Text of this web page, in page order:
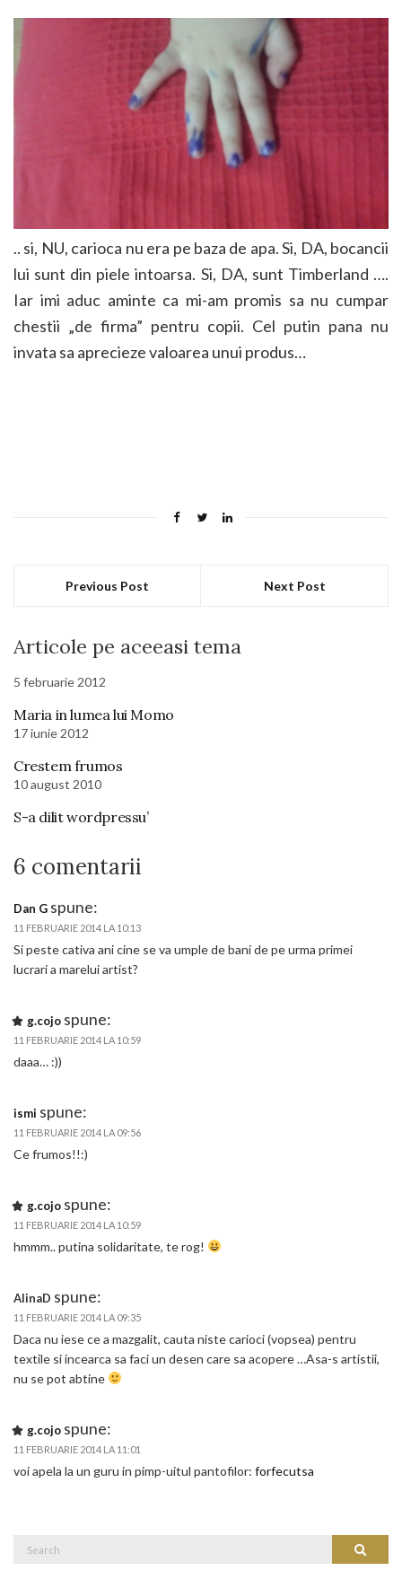
.. si, NU, carioca nu era pe baza de apa. Si, DA, bocancii
lui sunt din piele intoarsa. Si, DA, sunt Timberland ….
Iar imi aduc aminte ca mi-am promis sa nu cumpar
chestii „de firma” pentru copii. Cel putin pana nu
invata sa aprecieze valoarea unui produs…
Previous Post Next Post
Articole pe aceeasi tema
5 februarie 2012
Maria in lumea lui Momo
17 iunie 2012
Crestem frumos
10 august 2010
S-a dilit wordpressu’
6 comentarii
Dan G spune:
11 FEBRUARIE 2014 LA 10:13
Si peste cativa ani cine se va umple de bani de pe urma primei
lucrari a marelui artist?
g.cojo spune:
11 FEBRUARIE 2014 LA 10:59
daaa… :))
ismi spune:
11 FEBRUARIE 2014 LA 09:56
Ce frumos!!:)
g.cojo spune:
11 FEBRUARIE 2014 LA 10:59
hmmm.. putina solidaritate, te rog!
AlinaD spune:
11 FEBRUARIE 2014 LA 09:35
Daca nu iese ce a mazgalit, cauta niste carioci (vopsea) pentru
textile si incearca sa faci un desen care sa acopere …Asa-s artistii,
nu se pot abtine
g.cojo spune:
11 FEBRUARIE 2014 LA 11:01
voi apela la un guru in pimp-uitul pantofilor: forfecutsa
Search